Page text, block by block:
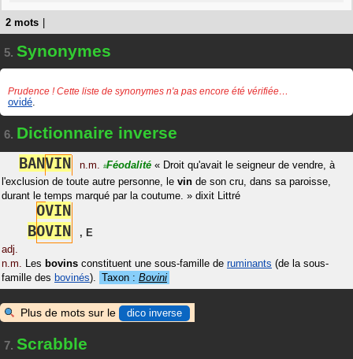
2 mots
5. Synonymes
Prudence ! Cette liste de synonymes n'a pas encore été vérifiée…
ovidé
6. Dictionnaire inverse
BANVIN n.m. #Féodalité « Droit qu'avait le seigneur de vendre, à
l'exclusion de toute autre personne, le vin de son cru, dans sa paroisse,
durant le temps marqué par la coutume. » dixit Littré
OVIN
BOVIN , E
adj.
n.m.
Les bovins constituent une sous-famille de ruminants (de la sous-
famille des bovinés). Taxon : Bovini
Plus de mots sur le dico inverse
7. Scrabble